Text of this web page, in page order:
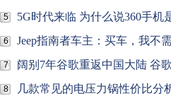
5 5G时代来临 为什么说360手机
6 Jeep指南者车主：买车，我不
7 阔别7年谷歌重返中国大陆 谷
8 几款常见的电压力锅性价比分